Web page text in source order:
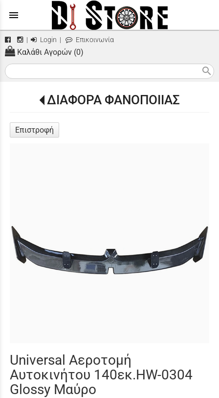
menu
| Login | Επικοινωνία
Καλάθι Αγορών (0)
search
ΔΙΑΦΟΡΑ ΦΑΝΟΠΟΙΙΑΣ
Επιστροφή
Universal Αεροτομή
Αυτοκινήτου 140εκ.HW-0304
Glossy Μαύρο